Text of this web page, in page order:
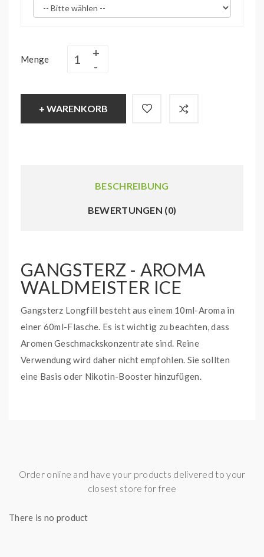
Menge
+ WARENKORB
BESCHREIBUNG
BEWERTUNGEN (0)
GANGSTERZ - AROMA
WALDMEISTER ICE
Gangsterz Longfill besteht aus einem 10ml-Aroma in
einer 60ml-Flasche. Es ist wichtig zu beachten, dass
Aromen Geschmackskonzentrate sind. Reine
Verwendung wird daher nicht empfohlen. Sie sollten
eine Basis oder Nikotin-Booster hinzufügen.
Order online and have your products delivered to your
closest store for free
There is no product